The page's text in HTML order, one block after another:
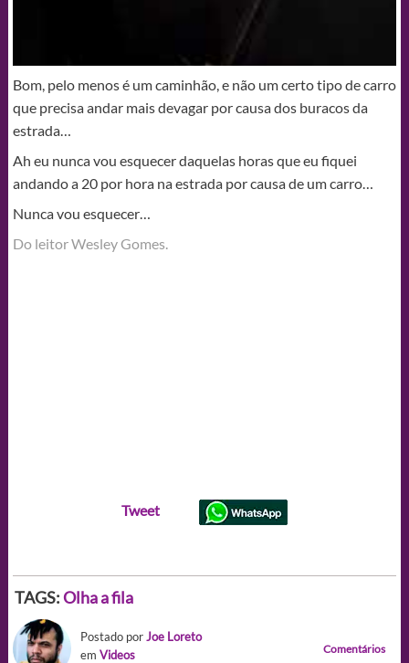
Bom, pelo menos é um caminhão, e não um certo tipo de carro
que precisa andar mais devagar por causa dos buracos da
estrada…
Ah eu nunca vou esquecer daquelas horas que eu fiquei
andando a 20 por hora na estrada por causa de um carro…
Nunca vou esquecer…
Do leitor Wesley Gomes.
Tweet
TAGS:Olha a fila
Postado porJoe Loreto
em Videos Comentários